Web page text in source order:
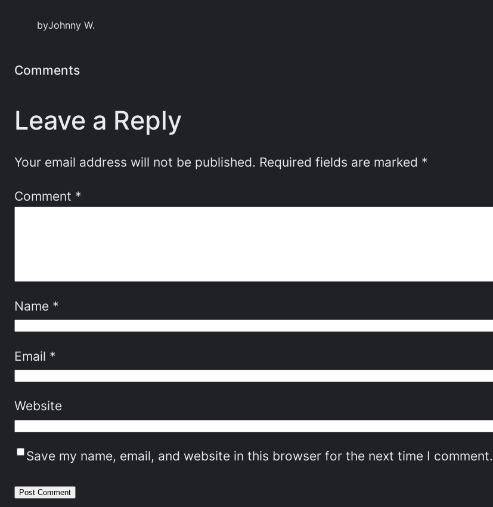
byJohnny W.
Comments
Leave a Reply
Your email address will not be published. Required fields are marked *
Comment *
Name *
Email *
Website
Save my name, email, and website in this browser for the next time I comment.